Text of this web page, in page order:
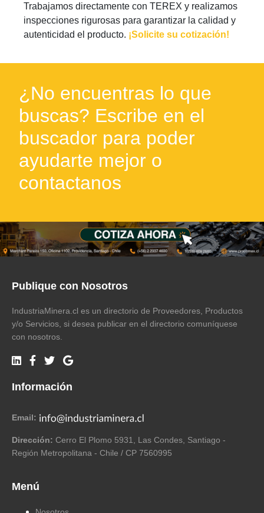
Trabajamos directamente con TEREX y realizamos
inspecciones rigurosas para garantizar la calidad y
autenticidad el producto. ¡Solicite su cotización!
¿No encuentras lo que
buscas? Escribe en el
buscador para poder
ayudarte mejor o
contactanos
Publique con Nosotros
IndustriaMinera.cl es un directorio de Proveedores, Productos
y/o Servicios, si desea publicar en el directorio comuníquese
con nosotros.
Información
Email:
Dirección: Cerro El Plomo 5931, Las Condes, Santiago -
Región Metropolitana - Chile / CP 7560995
Menú